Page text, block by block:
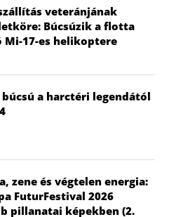
veteránjának
Búcsúzik a flotta
Mi-17-es helikoptere
a harctéri legendától
zene és végtelen energia:
FuturFestival 2026
pillanatai képekben (2.